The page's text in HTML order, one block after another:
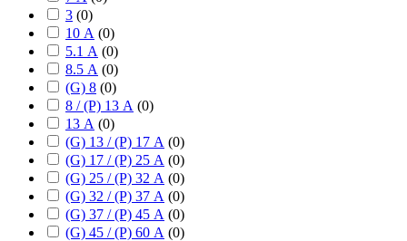
3 (0)
10 А (0)
5.1 А (0)
8.5 А (0)
(G) 8 (0)
8 / (P) 13 А (0)
13 А (0)
(G) 13 / (P) 17 А (0)
(G) 17 / (P) 25 А (0)
(G) 25 / (P) 32 А (0)
(G) 32 / (P) 37 А (0)
(G) 37 / (P) 45 А (0)
(G) 45 / (P) 60 А (0)